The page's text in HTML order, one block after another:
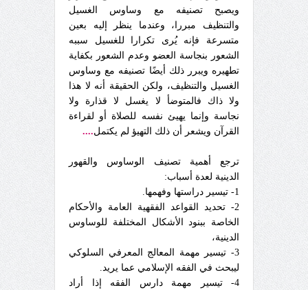
ويصبح تصنيفه مع وساوس الغسيل
والتنظيف مبررا، وعندما ينظر إليه بعين
متسرعة فإنه يُرى تكرارا للغسيل سببه
الشعور بنجاسة العضو وعدم الشعور بكفاية
تطهيره ويبرر ذلك أيضًا تصنيفه مع وساوس
الغسيل والتنظيف، ولكن الحقيقة أنه لا هذا
ولا ذاك فالمتوضأ لا يغسل لا قذارة ولا
نجاسة وإنما يهيئ نفسه للصلاة أو لقراءة
القرآن ويشعر أن ذلك التهيؤ لم يكتمل....
ترجع أهمية تصنيف الوساوس والقهور
الدينية لعدة أسباب:
1- تيسير دراستها وفهمها.
2- تحديد القواعد الفقهية العامة والأحكام
الخاصة ببنود الأشكال المختلفة للوساوس
الدينية،
3- تيسير مهمة المعالج المعرفي السلوكي
ليبحث في الفقه الإسلامي عما يريد.
4- تيسير مهمة دارس الفقه إذا أراد